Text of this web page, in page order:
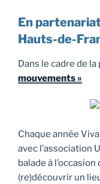
En
Hauts-de-
Dans le cadre de
mouvements »
Chaque année
avec l’association
balade à
(re)découvrir un